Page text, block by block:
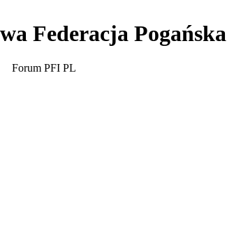
Federacja Pogańska
Forum PFI PL